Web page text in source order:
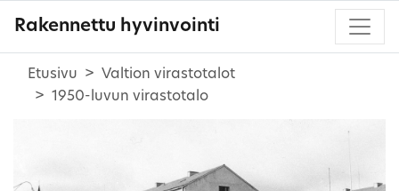
Rakennettu hyvinvointi
Etusivu
Valtion virastotalot
1950-luvun virastotalo